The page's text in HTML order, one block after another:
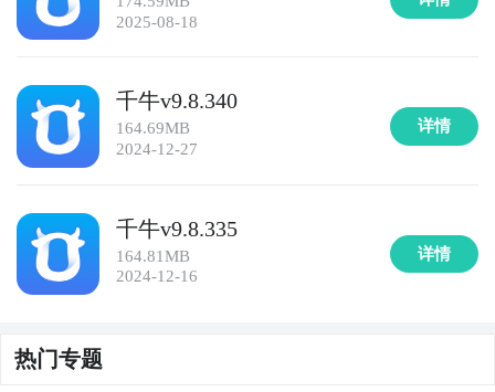
2025-08-18
千牛v9.8.340
164.69MB
2024-12-27
详情
千牛v9.8.335
164.81MB
2024-12-16
详情
热门专题